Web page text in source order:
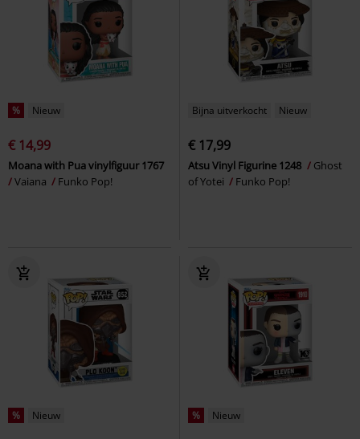
% Nieuw
€ 14,99
Moana with Pua vinylfiguur 1767
Vaiana
Funko Pop!
Bijna uitverkocht Nieuw
€ 17,99
Atsu Vinyl Figurine 1248
Ghost
of Yotei
Funko Pop!
% Nieuw % Nieuw